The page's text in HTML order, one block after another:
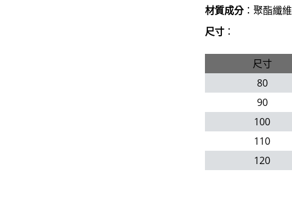
材質成分：聚酯纖維
尺寸 ：
尺寸
80
90
100
110
120